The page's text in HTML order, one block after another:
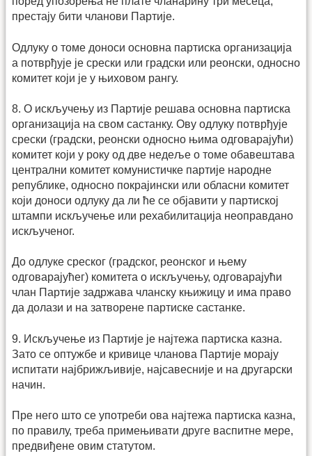
престају бити чланови Партије.
Одлуку о томе доноси основна партиска организација
а потврђује је срески или градски или реонски, односно
комитет који је у њиховом рангу.
8. О искључењу из Партије решава основна партиска
организација на свом састанку. Ову одлуку потврђује
срески (градски, реонски односно њима одговарајући)
комитет који у року од две недеље о томе обавештава
централни комитет комунистичке партије народне
републике, односно покрајински или обласни комитет
који доноси одлуку да ли ће се објавити у партиској
штампи искључење или рехабилитација неоправдано
искљученог.
До одлуке среског (градског, реонског и њему
одговарајућег) комитета о искључењу, одговарајући
члан Партије задржава чланску књижицу и има право
да долази и на затворене партиске састанке.
9. Искључење из Партије је најтежа партиска казна.
Зато се оптужбе и кривице чланова Партије морају
испитати најбрижљивије, најсавесније и на другарски
начин.
Пре него што се употреби ова најтежа партиска казна,
по правилу, треба примењивати друге васпитне мере,
предвиђене овим статутом.